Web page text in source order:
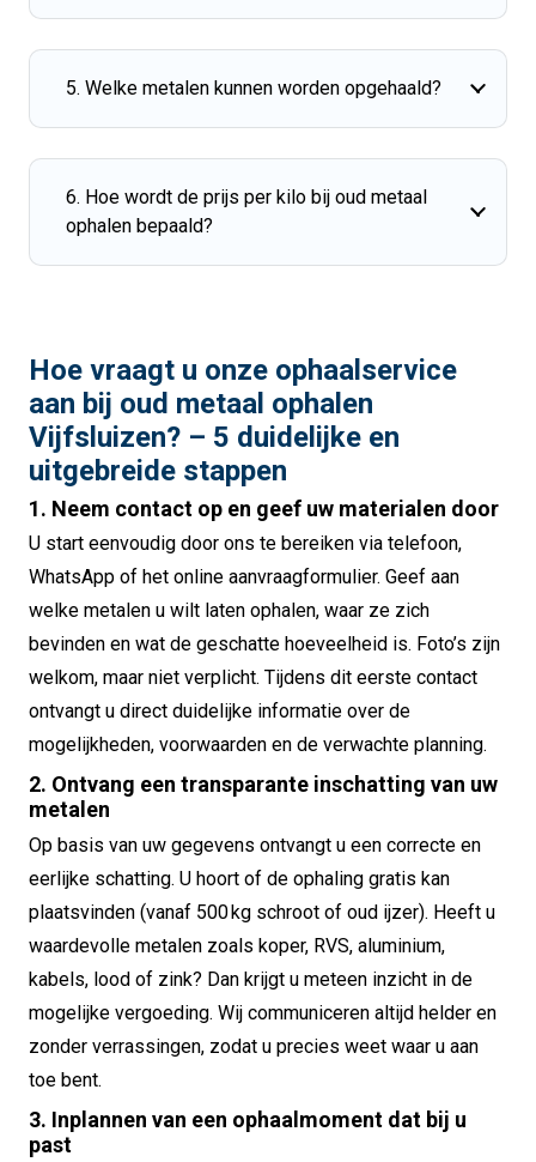
5. Welke metalen kunnen worden opgehaald?
6. Hoe wordt de prijs per kilo bij oud metaal
ophalen bepaald?
Hoe vraagt u onze ophaalservice
aan bij oud metaal ophalen
Vijfsluizen? – 5 duidelijke en
uitgebreide stappen
1. Neem contact op en geef uw materialen door
U start eenvoudig door ons te bereiken via telefoon,
WhatsApp of het online aanvraagformulier. Geef aan
welke metalen u wilt laten ophalen, waar ze zich
bevinden en wat de geschatte hoeveelheid is. Foto’s zijn
welkom, maar niet verplicht. Tijdens dit eerste contact
ontvangt u direct duidelijke informatie over de
mogelijkheden, voorwaarden en de verwachte planning.
2. Ontvang een transparante inschatting van uw
metalen
Op basis van uw gegevens ontvangt u een correcte en
eerlijke schatting. U hoort of de ophaling gratis kan
plaatsvinden (vanaf 500 kg schroot of oud ijzer). Heeft u
waardevolle metalen zoals koper, RVS, aluminium,
kabels, lood of zink? Dan krijgt u meteen inzicht in de
mogelijke vergoeding. Wij communiceren altijd helder en
zonder verrassingen, zodat u precies weet waar u aan
toe bent.
3. Inplannen van een ophaalmoment dat bij u
past